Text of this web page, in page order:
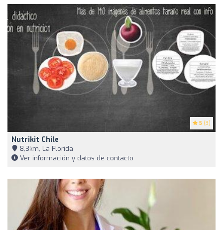
5 (3)
Nutrikit Chile
8,3km, La Florida
Ver información y datos de contacto